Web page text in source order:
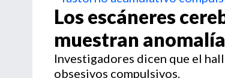
Los escáneres
muestran
Investigadores dicen que el
obsesivos compulsivos.